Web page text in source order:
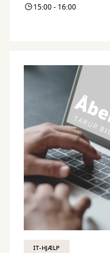
15:00 - 16:00
IT-HJÆLP